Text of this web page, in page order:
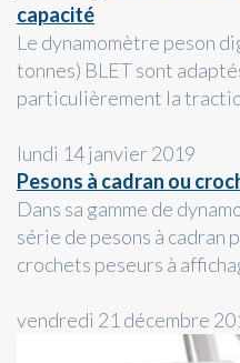
capacité
Le dynamomètre peson
tonnes) BLET sont
particulièrement la
lundi 14 janvier 2019
Pesons à cadran ou
Dans sa gamme de
série de pesons à cadran
crochets peseurs à
vendredi 21 décembre